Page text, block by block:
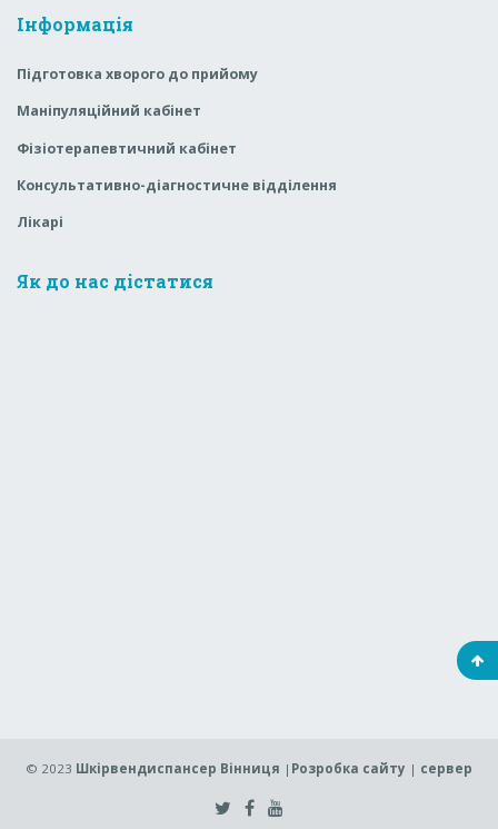
Інформація
Підготовка хворого до прийому
Маніпуляційний кабінет
Фізіотерапевтичний кабінет
Консультативно-діагностичне відділення
Лікарі
Як до нас дістатися
© 2023 Шкірвендиспансер Вінниця | Розробка сайту | сервер